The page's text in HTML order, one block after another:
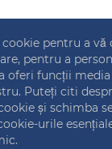
ÎNCARCĂ RESTUL